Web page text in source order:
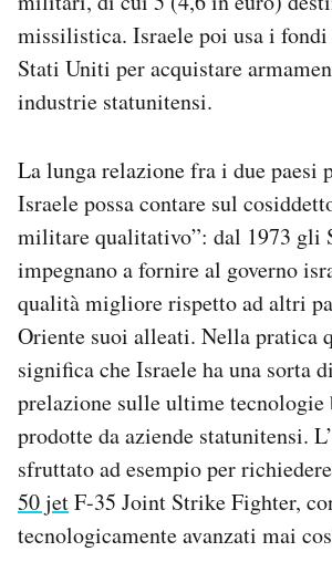
missilistica. Israele poi usa i
Stati Uniti per acquistare
industrie statunitensi.
La lunga relazione fra i due paesi
Israele possa contare sul
militare qualitativo”: dal 1973 gli
impegnano a fornire al governo
qualità migliore rispetto ad altri
Oriente suoi alleati. Nella pratica
significa che Israele ha una sorta
prelazione sulle ultime tecnologie
prodotte da aziende statunitensi.
sfruttato ad esempio per richiedere
50 jetF-35 Joint Strike Fighter,
tecnologicamente avanzati mai